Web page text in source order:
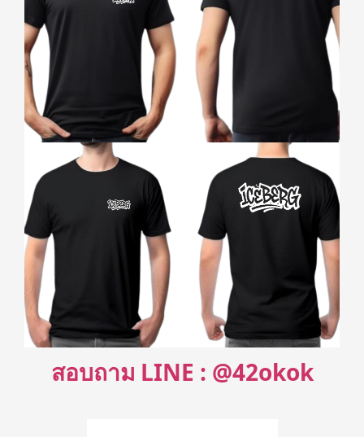
สอบถาม LINE : @42okok